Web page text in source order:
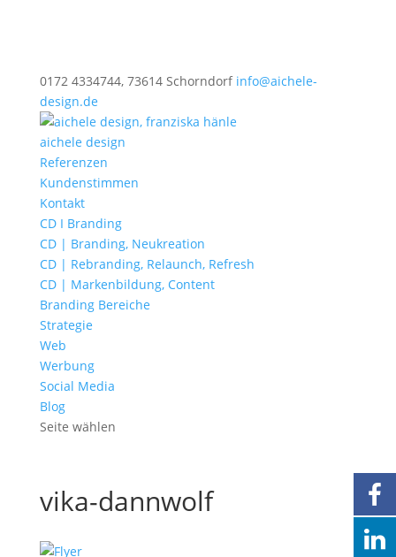
0172 4334744, 73614 Schorndorf info@aichele-
design.de
aichele design
Referenzen
Kundenstimmen
Kontakt
CD I Branding
CD | Branding, Neukreation
CD | Rebranding, Relaunch, Refresh
CD | Markenbildung, Content
Branding Bereiche
Strategie
Web
Werbung
Social Media
Blog
Seite wählen
vika-dannwolf